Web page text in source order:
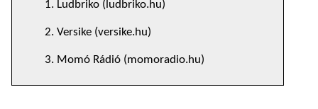
1. Ludbriko (ludbriko.hu)
2. Versike (versike.hu)
3. Momó Rádió (momoradio.hu)